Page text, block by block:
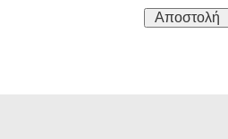
Αποστολή